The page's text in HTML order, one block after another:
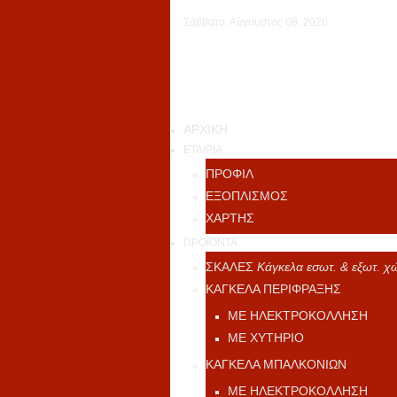
Σάββατο, Αύγουστος 08, 2026
ΑΡΧΙΚΗ
ΕΤΑΙΡΙΑ
ΠΡΟΦΙΛ
ΕΞΟΠΛΙΣΜΟΣ
ΧΑΡΤΗΣ
ΠΡΟΪΟΝΤΑ
ΣΚΑΛΕΣ Κάγκελα εσωτ. & εξωτ.
ΚΑΓΚΕΛΑ ΠΕΡΙΦΡΑΞΗΣ
ΜΕ ΗΛΕΚΤΡΟΚΟΛΛΗΣΗ
ΜΕ ΧΥΤΗΡΙΟ
ΚΑΓΚΕΛΑ ΜΠΑΛΚΟΝΙΩΝ
ΜΕ ΗΛΕΚΤΡΟΚΟΛΛΗΣΗ